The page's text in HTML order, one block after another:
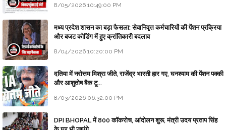
8/05/2026 10:49:00 PM
मध्य प्रदेश शासन का बड़ा फैसला: सेवानिवृत्त कर्मचारियों की पेंशन प्रक्रिया
और बजट कोडिंग में हुए क्रांतिकारी बदलाव
8/04/2026 10:20:00 PM
दतिया में नरोत्तम मिश्रा जीते, राजेंद्र भारती हार गए, घनश्याम की पेंशन पक्की
और आशुतोष बैक टू...
8/03/2026 06:32:00 PM
DPI BHOPAL में 800 कॉकरोच, आंदोलन शुरू, मंत्री उदय प्रताप सिंह